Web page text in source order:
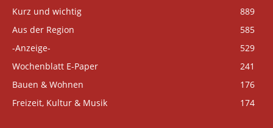
Kurz und wichtig
889
Aus der Region
585
-Anzeige-
529
Wochenblatt E-Paper
241
Bauen & Wohnen
176
Freizeit, Kultur & Musik
174